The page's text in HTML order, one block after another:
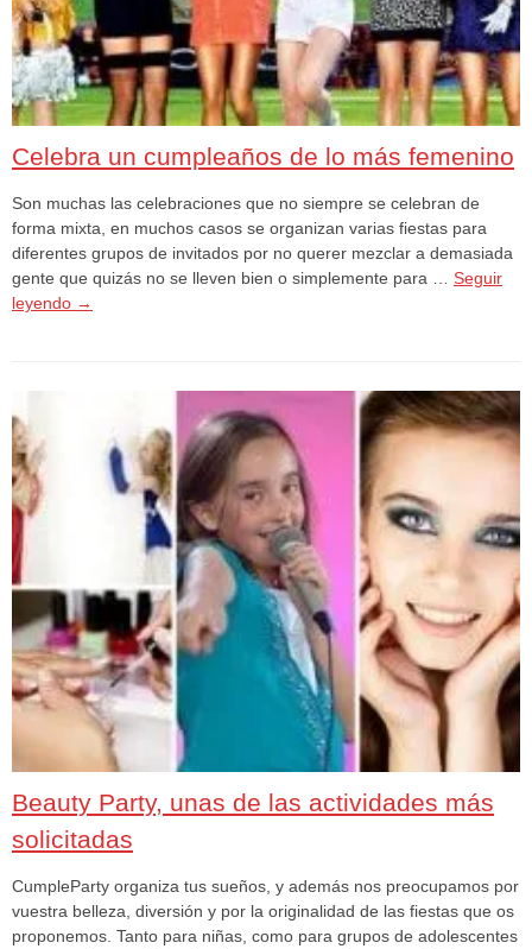
Celebra un cumpleaños de lo más femenino
Son muchas las celebraciones que no siempre se celebran de
forma mixta, en muchos casos se organizan varias fiestas para
diferentes grupos de invitados por no querer mezclar a demasiada
gente que quizás no se lleven bien o simplemente para … Seguir
leyendo →
Beauty Party, unas de las actividades más
solicitadas
CumpleParty organiza tus sueños, y además nos preocupamos por
vuestra belleza, diversión y por la originalidad de las fiestas que os
proponemos. Tanto para niñas, como para grupos de adolescentes